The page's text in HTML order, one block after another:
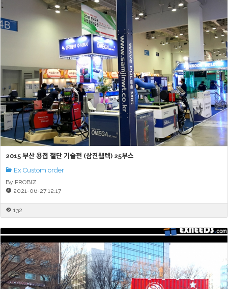
2015 부산 용접 절단 기술전 (삼진웰텍) 25부스
Ex Custom order
By PROBIZ
2021-06-27 12:17
132